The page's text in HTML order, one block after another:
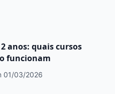
anos: quais cursos
funcionam
01/03/2026